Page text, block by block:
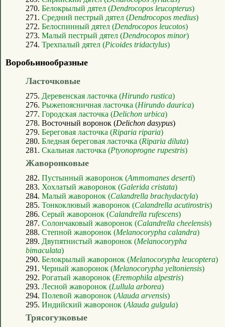
270. Белокрылый дятел (Dendrocopos leucopterus)
271. Средний пестрый дятел (Dendrocopos medius)
272. Белоспинный дятел (Dendrocopos leucotos)
273. Малый пестрый дятел (Dendrocopos minor)
274. Трехпалый дятел (Picoides tridactylus)
Воробьинообразные
Ласточковые
275. Деревенская ласточка (Hirundo rustica)
276. Рыжепоясничная ласточка (Hirundo daurica)
277. Городская ласточка (Delichon urbica)
278. Восточный воронок (Delichon dasypus)
279. Береговая ласточка (Riparia riparia)
280. Бледная береговая ласточка (Riparia diluta)
281. Скальная ласточка (Ptyonoprogne rupestris)
Жаворонковые
282. Пустынный жаворонок (Ammomanes deserti)
283. Хохлатый жаворонок (Galerida cristata)
284. Малый жаворонок (Calandrella brachydactyla)
285. Тонкоклювый жаворонок (Calandrella acutirostris)
286. Серый жаворонок (Calandrella rufescens)
287. Солончаковый жаворонок (Calandrella cheelensis)
288. Степной жаворонок (Melanocorypha calandra)
289. Двупятнистый жаворонок (Melanocorypha
bimaculata)
290. Белокрылый жаворонок (Melanocorypha leucoptera)
291. Черный жаворонок (Melanocorypha yeltoniensis)
292. Рогатый жаворонок (Eremophila alpestris)
293. Лесной жаворонок (Lullula arborea)
294. Полевой жаворонок (Alauda arvensis)
295. Индийский жаворонок (Alauda gulgula)
Трясогузковые